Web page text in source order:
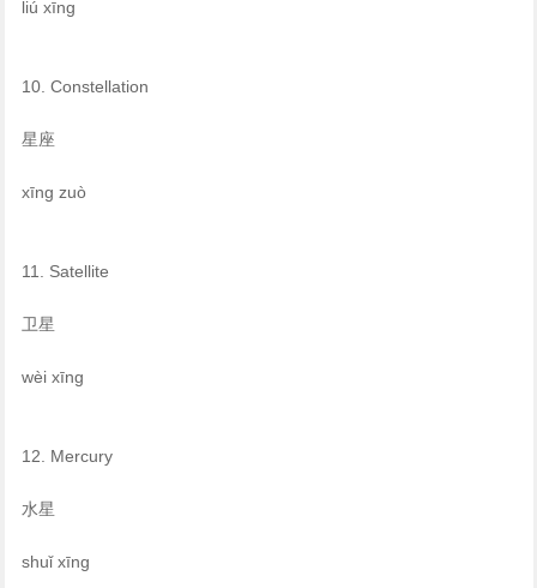
liú xīng
10. Constellation
星座
xīng zuò
11. Satellite
卫星
wèi xīng
12. Mercury
水星
shuǐ xīng